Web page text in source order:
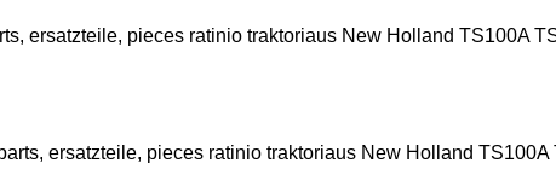
ersatzteile, pieces ratinio traktoriaus New Holland TS100A